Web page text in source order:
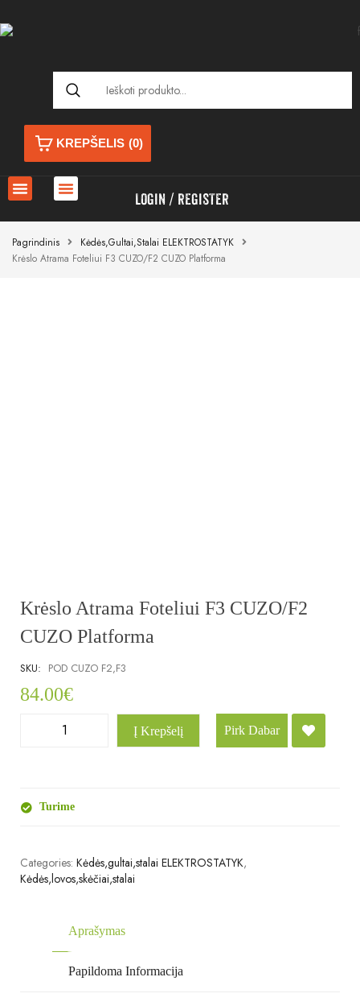
KREPŠELIS (0)
LOGIN REGISTER
Pagrindinis
Kėdės,gultai,stalai ELEKTROSTATYK
Krėslo Atrama Foteliui F3 CUZO/F2 CUZO Platforma
Krėslo Atrama Foteliui F3 CUZO/F2
CUZO Platforma
SKU: POD CUZO F2,F3
84.00€
Į Krepšelį Pirk Dabar
Turime
Categories: Kėdės,gultai,stalai ELEKTROSTATYK,
Kėdės,lovos,skėčiai,stalai
Aprašymas
Papildoma Informacija